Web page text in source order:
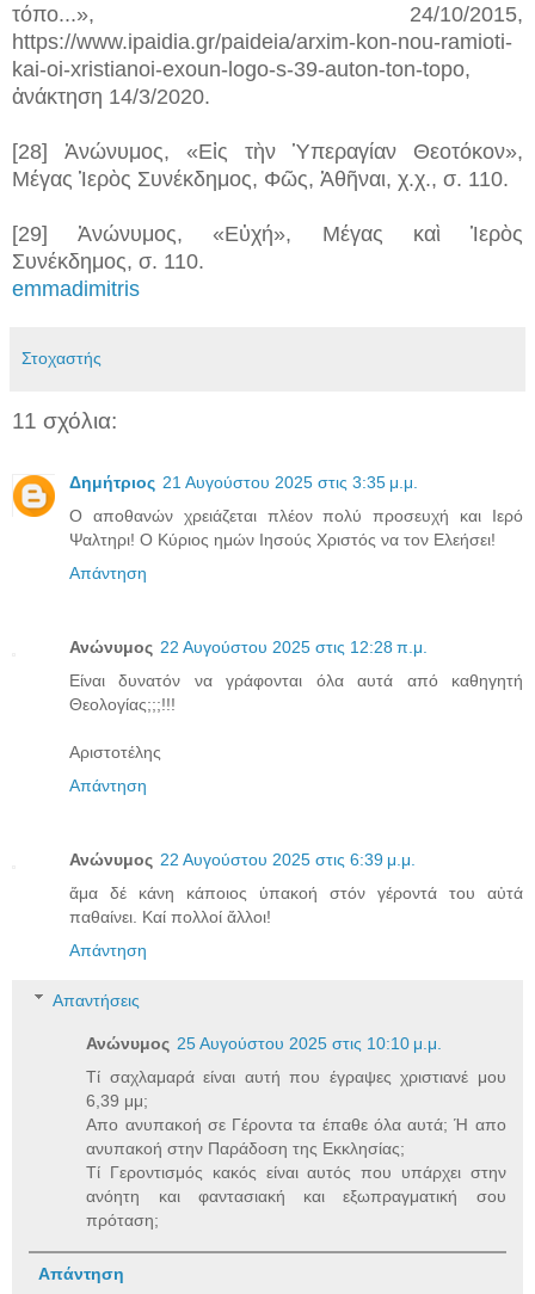
τόπο...», 24/10/2015,
https://www.ipaidia.gr/paideia/arxim-kon-nou-ramioti-
kai-oi-xristianoi-exoun-logo-s-39-auton-ton-topo,
ἀνάκτηση 14/3/2020.
[28] Ἀνώνυμος, «Εἰς τὴν Ὑπεραγίαν Θεοτόκον»,
Μέγας Ἱερὸς Συνέκδημος, Φῶς, Ἀθῆναι, χ.χ., σ. 110.
[29] Ἀνώνυμος, «Εὐχή», Μέγας καὶ Ἱερὸς
Συνέκδημος, σ. 110.
emmadimitris
Στοχαστής
11 σχόλια:
Δημήτριος 21 Αυγούστου 2025 στις 3:35 μ.μ.
Ο αποθανών χρειάζεται πλέον πολύ προσευχή και Ιερό
Ψαλτηρι! Ο Κύριος ημών Ιησούς Χριστός να τον Ελεήσει!
Απάντηση
Ανώνυμος 22 Αυγούστου 2025 στις 12:28 π.μ.
Είναι δυνατόν να γράφονται όλα αυτά από καθηγητή
Θεολογίας;;;!!!
Αριστοτέλης
Απάντηση
Ανώνυμος 22 Αυγούστου 2025 στις 6:39 μ.μ.
ἅμα δέ κάνη κάποιος ὑπακοή στόν γέροντά του αὐτά
παθαίνει. Καί πολλοί ἄλλοι!
Απάντηση
Απαντήσεις
Ανώνυμος 25 Αυγούστου 2025 στις 10:10 μ.μ.
Τί σαχλαμαρά είναι αυτή που έγραψες χριστιανέ μου
6,39 μμ;
Απο ανυπακοή σε Γέροντα τα έπαθε όλα αυτά; Ή απο
ανυπακοή στην Παράδοση της Εκκλησίας;
Τί Γεροντισμός κακός είναι αυτός που υπάρχει στην
ανόητη και φαντασιακή και εξωπραγματική σου
πρόταση;
Απάντηση